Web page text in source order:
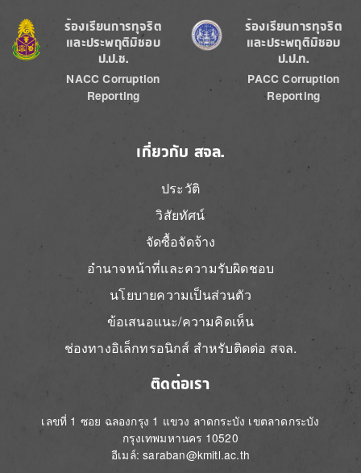
Image
ร้องเรียนการทุจริต
และประพฤติมิชอบ
ป.ป.ช.
NACC Corruption
Reporting
Image
ร้องเรียนการทุจริต
และประพฤติมิชอบ
ป.ป.ท.
PACC Corruption
Reporting
เกี่ยวกับ สจล.
ประวัติ
วิสัยทัศน์
จัดซื้อจัดจ้าง
อำนาจหน้าที่และความรับผิดชอบ
นโยบายความเป็นส่วนตัว
ข้อเสนอแนะ/ความคิดเห็น
ช่องทางอิเล็กทรอนิกส์ สำหรับติดต่อ สจล.
ติดต่อเรา
เลขที่ 1 ซอย ฉลองกรุง 1 แขวง ลาดกระบัง เขตลาดกระบัง
กรุงเทพมหานคร 10520
อีเมล์: saraban@kmitl.ac.th